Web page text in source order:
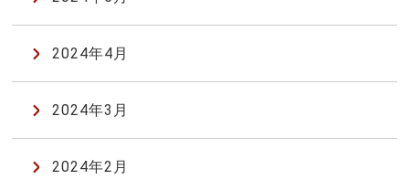
2024年4月
2024年3月
2024年2月